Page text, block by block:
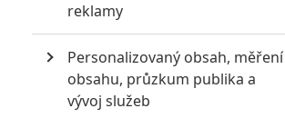
POSLEDNÍ KOMENTOVANÉ
ČLÁNEK | 01.08.2026 16:40
Marvel nečekaně zrušil již schválené pokračování
reklamy
Personalizovaný obsah, měření
obsahu, průzkum publika a
vývoj služeb